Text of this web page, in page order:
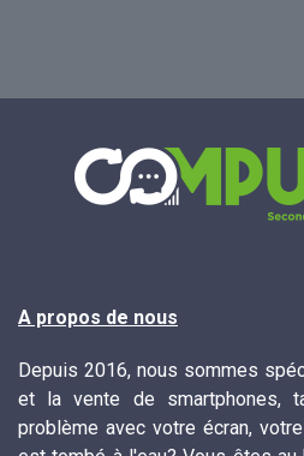
A propos de nous
Depuis 2016, nous sommes
et la vente de smartphones,
problème avec votre écran,